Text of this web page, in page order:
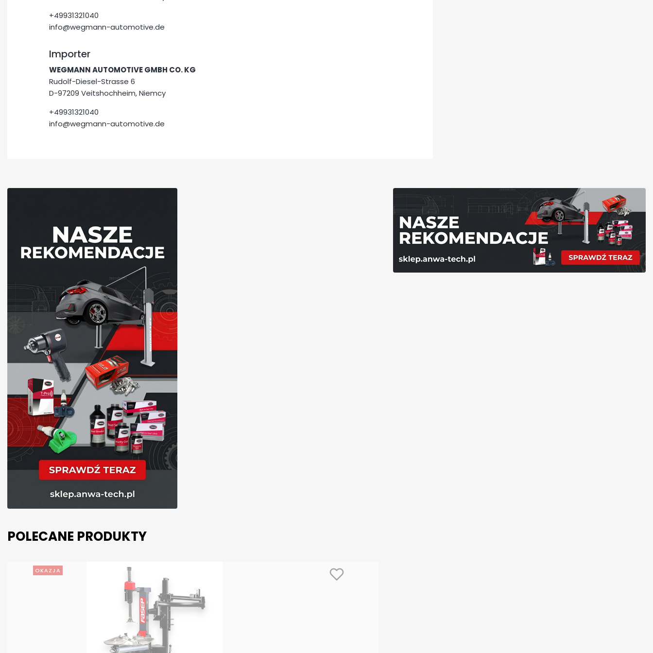
+49931321040
info@wegmann-automotive.de
Importer
WEGMANN AUTOMOTIVE GMBH CO. KG
Rudolf-Diesel-Strasse 6
D-97209 Veitshochheim, Niemcy
+49931321040
info@wegmann-automotive.de
POLECANE PRODUKTY
OKAZJA